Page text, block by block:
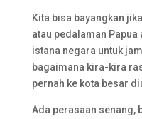
Kita bisa bayangkan
atau pedalaman
istana negara untuk
bagaimana kira-kira
pernah ke kota besar
Ada perasaan senang,